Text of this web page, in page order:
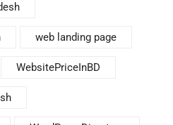
web landing page
WebsitePriceInBD